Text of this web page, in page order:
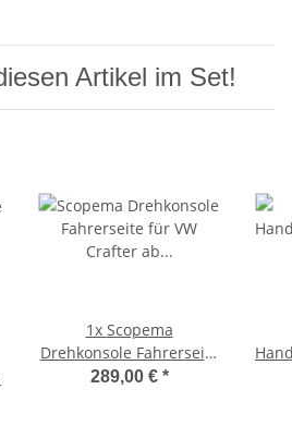
Artikel im Set!
1x Scopema
Drehkonsole Fahrerseite
für VW Crafter ab 2017 /
289,00 € *